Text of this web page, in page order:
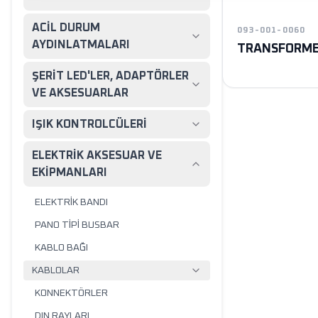
ACİL DURUM
AYDINLATMALARI
ŞERİT LED'LER, ADAPTÖRLER
VE AKSESUARLAR
IŞIK KONTROLCÜLERİ
ELEKTRİK AKSESUAR VE
EKİPMANLARI
ELEKTRİK BANDI
PANO TİPİ BUSBAR
KABLO BAĞI
KABLOLAR
KONNEKTÖRLER
DIN RAYLARI
093-001-0060